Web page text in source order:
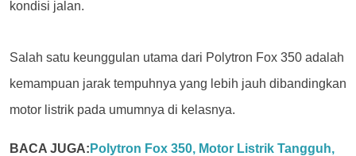
kondisi jalan.
Salah satu keunggulan utama dari Polytron Fox 350 adalah
kemampuan jarak tempuhnya yang lebih jauh dibandingkan
motor listrik pada umumnya di kelasnya.
BACA JUGA: Polytron Fox 350, Motor Listrik Tangguh,